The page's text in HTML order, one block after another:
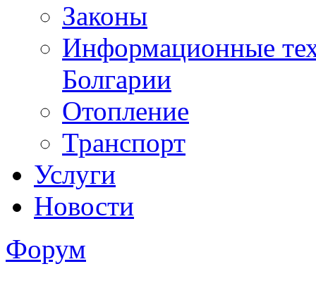
Законы
Информационные
Болгарии
Отопление
Транспорт
Услуги
Новости
Форум